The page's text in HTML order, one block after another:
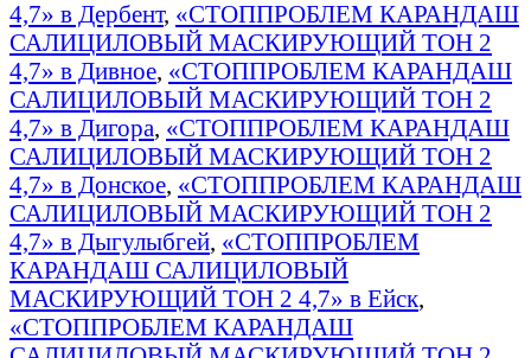
4,7» в Дербент, «СТОППРОБЛЕМ КАРАНДАШ
САЛИЦИЛОВЫЙ МАСКИРУЮЩИЙ ТОН 2
4,7» в Дивное, «СТОППРОБЛЕМ КАРАНДАШ
САЛИЦИЛОВЫЙ МАСКИРУЮЩИЙ ТОН 2
4,7» в Дигора, «СТОППРОБЛЕМ КАРАНДАШ
САЛИЦИЛОВЫЙ МАСКИРУЮЩИЙ ТОН 2
4,7» в Донское, «СТОППРОБЛЕМ КАРАНДАШ
САЛИЦИЛОВЫЙ МАСКИРУЮЩИЙ ТОН 2
4,7» в Дыгулыбгей, «СТОППРОБЛЕМ
КАРАНДАШ САЛИЦИЛОВЫЙ
МАСКИРУЮЩИЙ ТОН 2 4,7» в Ейск,
«СТОППРОБЛЕМ КАРАНДАШ